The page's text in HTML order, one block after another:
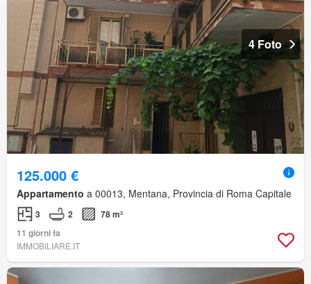
4 Foto
125.000 €
Appartamento a 00013, Mentana, Provincia di Roma Capitale
3 2
78 m²
11 giorni fa
IMMOBILIARE.IT